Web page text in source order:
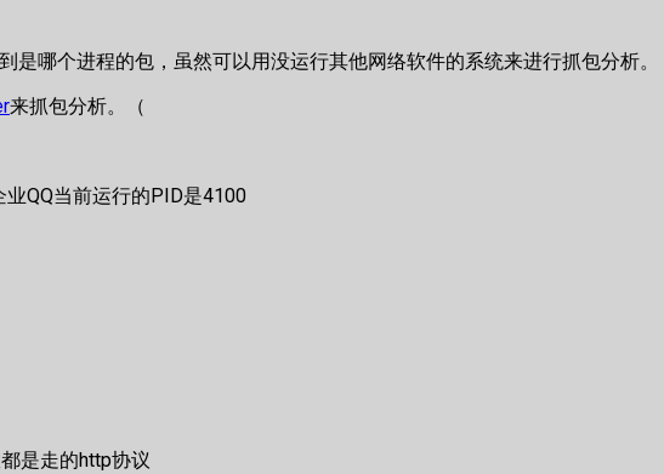
是哪个进程的包，虽然可以用没运行其他网络软件的系统来进行抓包分析。
来抓包分析。（
QQ当前运行的PID是4100
是走的http协议